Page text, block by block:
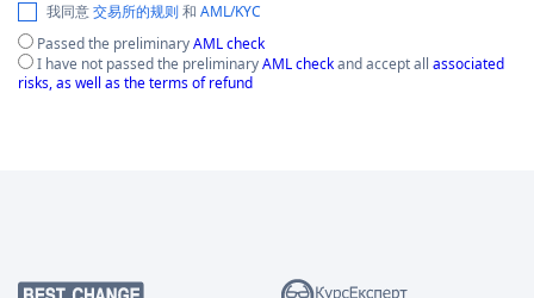
我同意交易所的规则和 AML/KYC
Passed the preliminaryAML check
I have not passed the preliminaryAML checkand accept all associated
risks, as well as the terms of refund